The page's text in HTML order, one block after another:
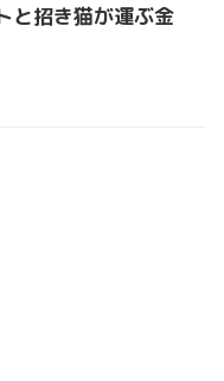
と招き猫が運ぶ金